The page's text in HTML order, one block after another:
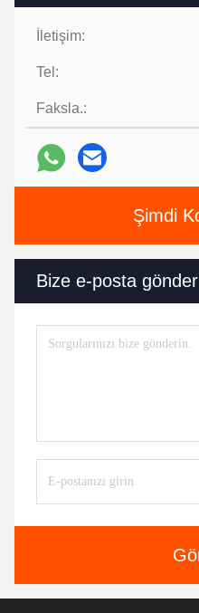
İletişim:
Tel:
Faksla.:
Şimdi
Bize e-posta